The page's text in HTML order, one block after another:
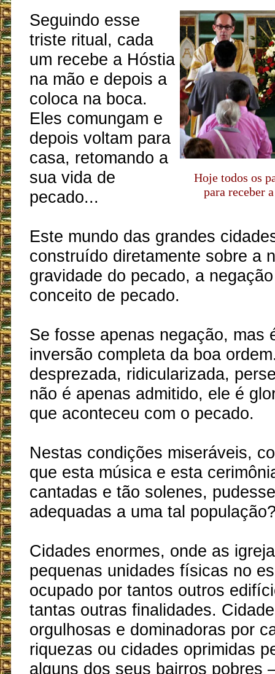
Hoje todos os
para receber
Seguindo esse
triste ritual, cada
um recebe a Hóstia
na mão e depois a
coloca na boca.
Eles comungam e
depois voltam para
casa, retomando a
sua vida de
pecado...
Este mundo das grandes
construído diretamente sobre a
gravidade do pecado, a
conceito de pecado.
Se fosse apenas negação, mas
inversão completa da boa
desprezada, ridicularizada,
não é apenas admitido, ele é
que aconteceu com o pecado.
Nestas condições miseráveis,
que esta música e esta
cantadas e tão solenes,
adequadas a uma tal
Cidades enormes, onde as
pequenas unidades físicas no
ocupado por tantos outros
tantas outras finalidades.
orgulhosas e dominadoras por
riquezas ou cidades oprimidas
alguns dos seus bairros pobres